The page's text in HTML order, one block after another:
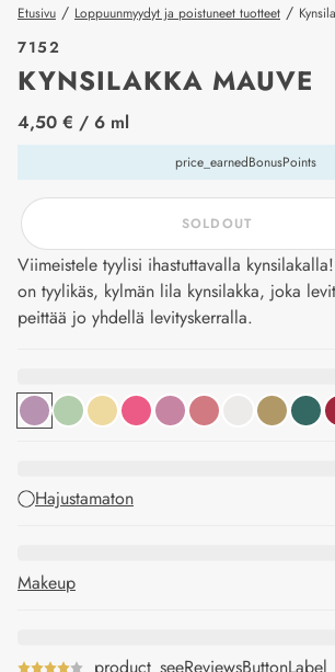
Etusivu / Loppuunmyydyt ja poistuneet tuotteet /
7152
KYNSILAKKA MAUVE
price_label
4,50 € / 6 ml
price_earnedBonusPoints
SOLDOUT
Viimeistele tyylisi ihastuttavalla
on tyylikäs, kylmän lila kynsilakka, joka
peittää jo yhdellä levityskerralla.
Hajustamaton
Makeup